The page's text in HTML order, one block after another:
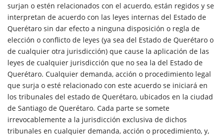
surjan o estén relacionados con el acuerdo, están regidos y se
interpretan de acuerdo con las leyes internas del Estado de
Querétaro sin dar efecto a ninguna disposición o regla de
elección o conflicto de leyes (ya sea del Estado de Querétaro o
de cualquier otra jurisdicción) que cause la aplicación de las
leyes de cualquier jurisdicción que no sea la del Estado de
Querétaro. Cualquier demanda, acción o procedimiento legal
que surja o esté relacionado con este acuerdo se iniciará en
los tribunales del estado de Querétaro, ubicados en la ciudad
de Santiago de Querétaro. Cada parte se somete
irrevocablemente a la jurisdicción exclusiva de dichos
tribunales en cualquier demanda, acción o procedimiento, y,